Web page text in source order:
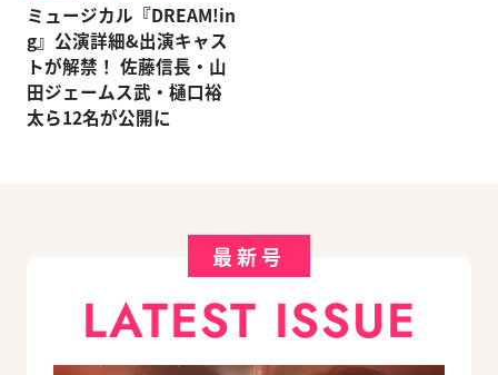
ミュージカル『DREAM!in
g』公演詳細&出演キャス
トが解禁！ 佐藤信長・山
田ジェームス武・樋口裕
太ら12名が公開に
最新号
LATEST ISSUE